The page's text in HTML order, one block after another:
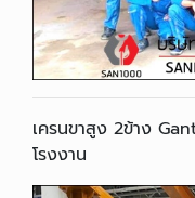
เครนขาสูง 2ข้าง
โรงงาน